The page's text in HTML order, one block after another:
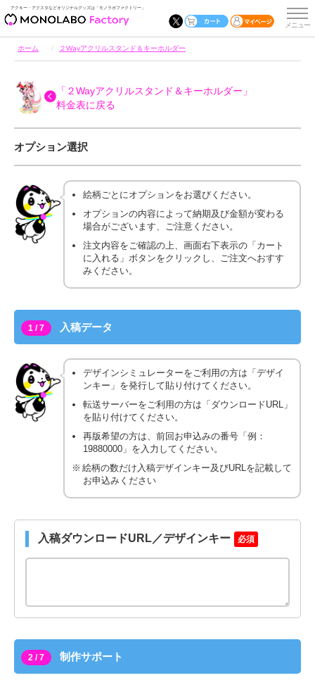
アクキー・アクスタなどオリジナルグッズは「モノラボファクトリー」
ホーム ２Wayアクリルスタンド＆キーホルダー
「２Wayアクリルスタンド＆キーホルダー」
料金表に戻る
オプション選択
絵柄ごとにオプションをお選びください。
オプションの内容によって納期及び金額が変わる
場合がございます、ご注意ください。
注文内容をご確認の上、画面右下表示の「カート
に入れる」ボタンをクリックし、ご注文へおすす
みください。
1 / 7 入稿データ
デザインシミュレーターをご利用の方は「デザイ
ンキー」を発行して貼り付けてください。
転送サーバーをご利用の方は「ダウンロードURL」
を貼り付けてください。
再版希望の方は、前回お申込みの番号「例：
19880000」を入力してください。
絵柄の数だけ入稿デザインキー及びURLを記載して
お申込みください
入稿ダウンロードURL／デザインキー 必須
2 / 7 制作サポート